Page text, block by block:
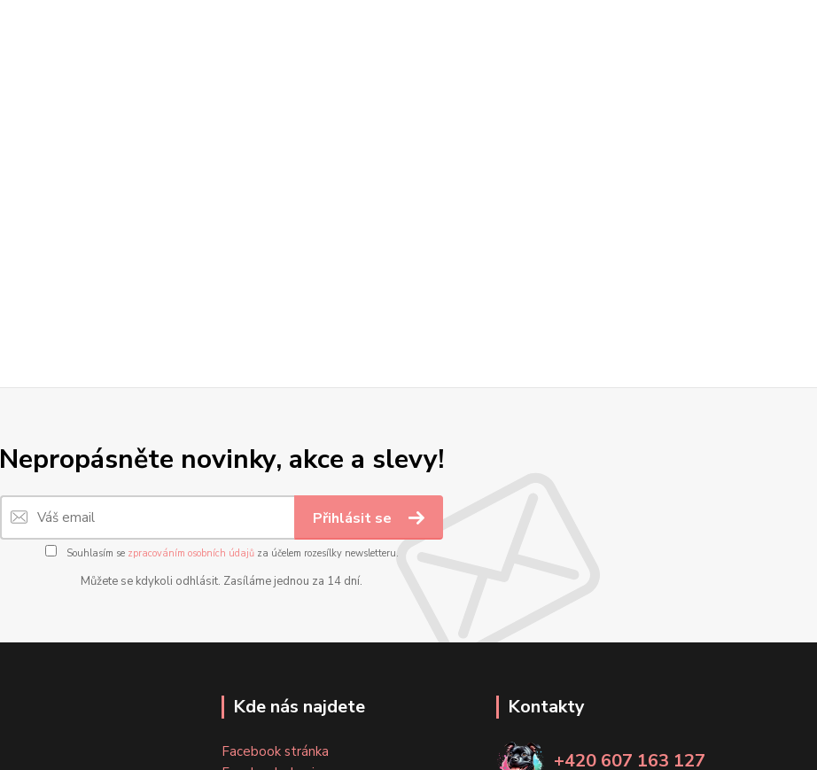
Nepropásněte novinky, akce a slevy!
Přihlásit se
Souhlasím se zpracováním osobních údajůza účelem rozesílky newsletteru.
Můžete se kdykoli odhlásit. Zasíláme jednou za 14 dní.
Kde nás najdete
Facebook stránka
Kontakty
+420 607 163 127